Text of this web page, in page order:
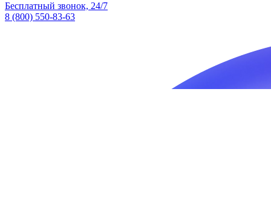
Бесплатный звонок, 24/7
8 (800) 550-83-63